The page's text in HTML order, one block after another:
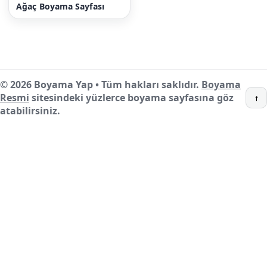
Ağaç Boyama Sayfası
© 2026 Boyama Yap • Tüm hakları saklıdır. Boyama
Resmi sitesindeki yüzlerce boyama sayfasına göz
atabilirsiniz.
↑